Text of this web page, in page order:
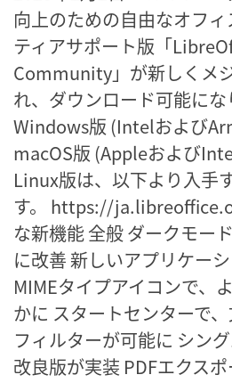
向上のための自由なオフ
ティアサポート版「
Community」が新しくメ
れ、ダウンロード可能にな
Windows版 (Intelおよび
macOS版 (Appleおよび
Linux版は、以下より入手
す。 https://
な新機能 全般 ダークモー
に改善 新しいアプリケー
MIMEタイプアイコンで、
かに スタートセンターで
フィルターが可能に シン
改良版が実装 PDFエクス